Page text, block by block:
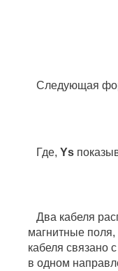
Следующая
Где, Ys
Два кабеля
магнитные поля,
кабеля связано
в одном